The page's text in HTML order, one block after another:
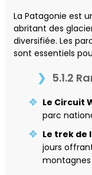
La Patagonie est
abritant des
diversifiée. Les
sont essentiels
5.1.2
Le Circuit
parc
Le trek de
jours
montagnes